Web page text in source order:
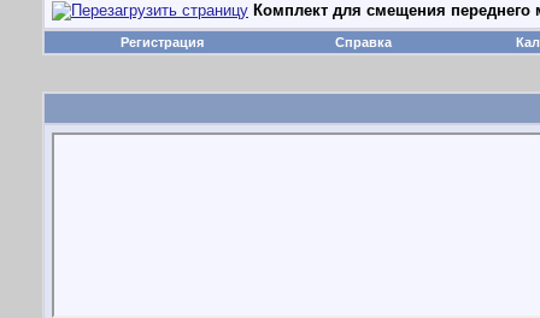
Комплект для смещения переднего
Регистрация Справка